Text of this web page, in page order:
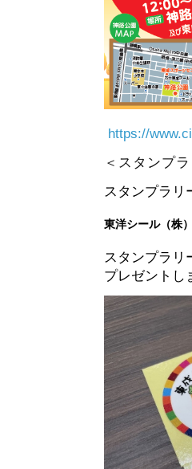
https://
＜スタンプ
スタンプラリ
東洋シール（株
スタンプラリ
プレゼントし